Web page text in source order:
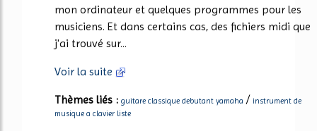
mon ordinateur et quelques programmes pour les
musiciens. Et dans certains cas, des fichiers midi que
j'ai trouvé sur...
Voir la suite
Thèmes liés : guitare classique debutant yamaha / instrument de
musique a clavier liste